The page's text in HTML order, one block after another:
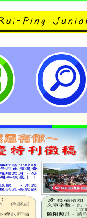
及希嘉嘉